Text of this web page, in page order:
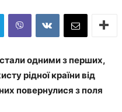
одними з перших,
рідної країни від
повернулися з поля